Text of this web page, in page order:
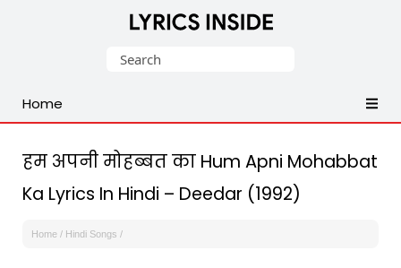
Malayalam,
English,
Songs
Lyrics
Search
Home
हम अपनी मोहब्बत का Hum Apni Mohabbat
Ka Lyrics In Hindi – Deedar (1992)
Home / Hindi Songs /